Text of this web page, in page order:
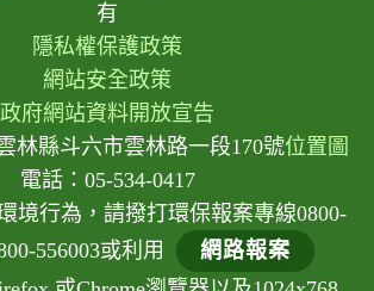
有
隱私權保護政策
網站安全政策
政府網站資料開放宣告
林縣斗六市雲林路一段170號位置圖
電話：05-534-0417
境行為，請撥打環保報案專線0800-
556003或利用
網路報案